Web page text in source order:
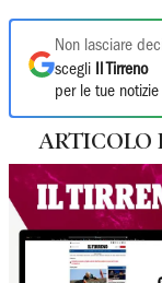
Non lasciare
scegli
Il Tirreno
per le tue notizie
ARTICOLO